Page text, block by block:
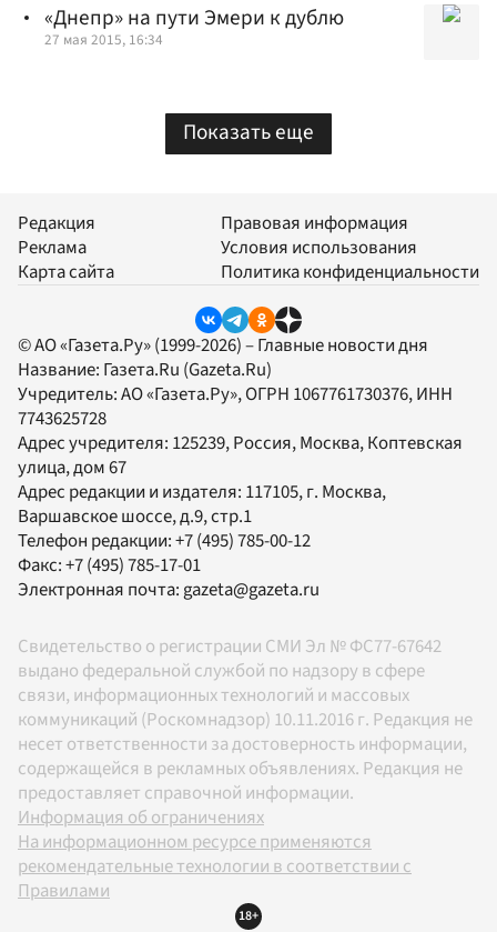
«Днепр» на пути Эмери к дублю
27 мая 2015, 16:34
Показать еще
Редакция
Реклама
Карта сайта
Правовая информация
Условия использования
Политика конфиденциальности
© АО «Газета.Ру» (1999-2026) – Главные новости дня
Название: Газета.Ru (Gazeta.Ru)
Учредитель:АО «Газета.Ру», ОГРН 1067761730376, ИНН
7743625728
Адрес учредителя: 125239, Россия, Москва, Коптевская
улица, дом 67
Адрес редакции и издателя: 117105, г. Москва,
Варшавское шоссе, д.9, стр.1
Телефон редакции:+7 (495) 785-00-12
Факс:+7 (495) 785-17-01
Электронная почта:gazeta@gazeta.ru
Свидетельство о регистрации СМИ Эл № ФС77-67642
выдано федеральной службой по надзору в сфере
связи, информационных технологий и массовых
коммуникаций (Роскомнадзор) 10.11.2016 г. Редакция не
несет ответственности за достоверность информации,
содержащейся в рекламных объявлениях. Редакция не
предоставляет справочной информации.
Информация об ограничениях
На информационном ресурсе применяются
рекомендательные технологии в соответствии с
Правилами
18+